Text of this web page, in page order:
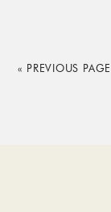
« PREVIOUS PAGE